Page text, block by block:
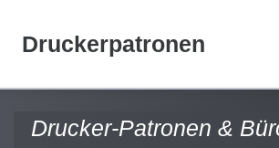
Druckerpatronen
Drucker-Patronen &